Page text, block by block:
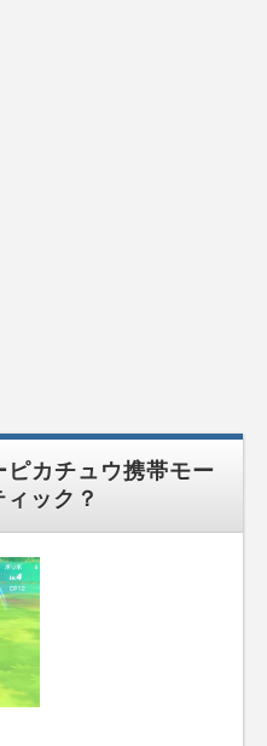
カチュウ携帯モー
ィック？